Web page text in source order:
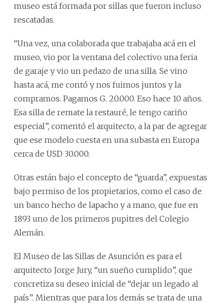
museo está formada por sillas que fueron incluso
rescatadas.
“Una vez, una colaborada que trabajaba acá en el
museo, vio por la ventana del colectivo una feria
de garaje y vio un pedazo de una silla. Se vino
hasta acá, me contó y nos fuimos juntos y la
compramos. Pagamos G. 20.000. Eso hace 10 años.
Esa silla de remate la restauré, le tengo cariño
especial”, comentó el arquitecto, a la par de agregar
que ese modelo cuesta en una subasta en Europa
cerca de USD 30.000.
Otras están bajo el concepto de “guarda”, expuestas
bajo permiso de los propietarios, como el caso de
un banco hecho de lapacho y a mano, que fue en
1893 uno de los primeros pupitres del Colegio
Alemán.
El Museo de las Sillas de Asunción es para el
arquitecto Jorge Jury, “un sueño cumplido”, que
concretiza su deseo inicial de “dejar un legado al
país”. Mientras que para los demás se trata de una